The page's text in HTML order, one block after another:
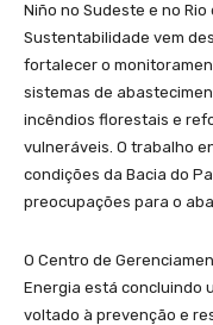
Niño no Sudeste e no
Sustentabilidade vem
fortalecer o
sistemas de
incêndios florestais e
vulneráveis. O trabalho
condições da Bacia do
preocupações para o
O Centro de
Energia está concluindo
voltado à prevenção e